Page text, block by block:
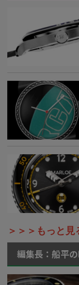
＞＞＞もっと見
編集長：船平